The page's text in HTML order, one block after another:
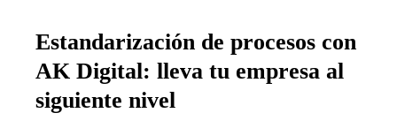
Estandarización de procesos con
AK Digital: lleva tu empresa al
siguiente nivel